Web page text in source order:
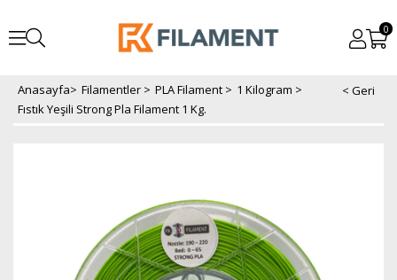
0
Anasayfa> Filamentler > PLA Filament > 1 Kilogram >
Fıstık Yeşili Strong Pla Filament 1 Kg.